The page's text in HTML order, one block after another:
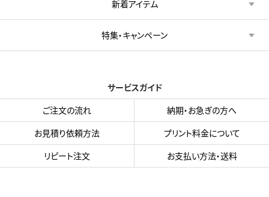
新着アイテム
特集・キャンペーン
サービスガイド
ご注文の流れ
納期・お急ぎの方へ
お見積り依頼方法
プリント料金について
リピート注文
お支払い方法・送料